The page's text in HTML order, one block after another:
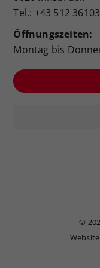
Tel.: +43 512
Öffnungszeiten:
Montag bis
©